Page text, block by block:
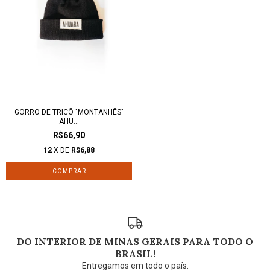
GORRO DE TRICÔ "MONTANHÊS"
AHU...
R$66,90
12 X DE R$6,88
DO INTERIOR DE MINAS GERAIS PARA TODO O
BRASIL!
Entregamos em todo o país.